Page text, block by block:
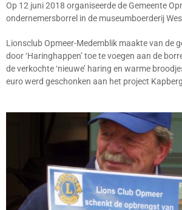
Op 12 juni 2018 organiseerde de Gemeente
ondernemersborrel in de museumboerderij
Lionsclub Opmeer-Medemblik maakte van de
door ‘Haringhappen’ toe te voegen aan de
de verkochte ‘nieuwe’ haring en warme
euro werd geschonken aan het project